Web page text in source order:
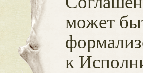
может
к